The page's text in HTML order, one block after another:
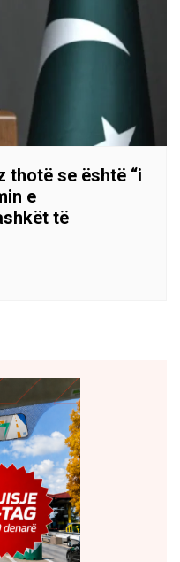
thotë se është “i
e
të